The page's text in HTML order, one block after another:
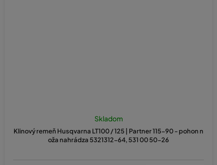
Klinový remeň Husqvarna LT100 / 125 | Partner 115-90 - pohon n
oža nahrádza 5321312-64, 531 00 50-26
Skladom